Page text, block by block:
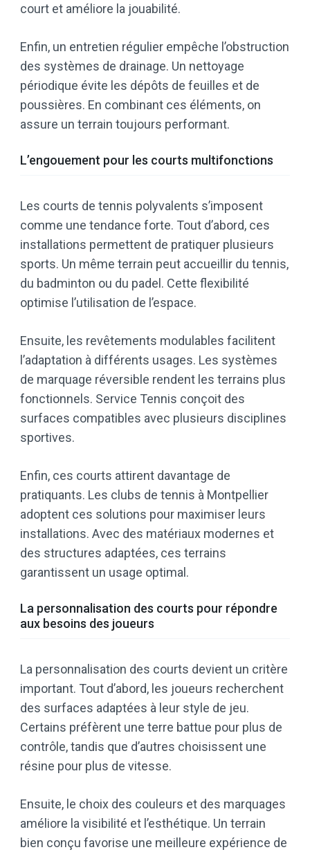
court et améliore la jouabilité.
Enfin, un entretien régulier empêche l’obstruction
des systèmes de drainage. Un nettoyage
périodique évite les dépôts de feuilles et de
poussières. En combinant ces éléments, on
assure un terrain toujours performant.
L’engouement pour les courts multifonctions
Les courts de tennis polyvalents s’imposent
comme une tendance forte. Tout d’abord, ces
installations permettent de pratiquer plusieurs
sports. Un même terrain peut accueillir du tennis,
du badminton ou du padel. Cette flexibilité
optimise l’utilisation de l’espace.
Ensuite, les revêtements modulables facilitent
l’adaptation à différents usages. Les systèmes
de marquage réversible rendent les terrains plus
fonctionnels. Service Tennis conçoit des
surfaces compatibles avec plusieurs disciplines
sportives.
Enfin, ces courts attirent davantage de
pratiquants. Les clubs de tennis à Montpellier
adoptent ces solutions pour maximiser leurs
installations. Avec des matériaux modernes et
des structures adaptées, ces terrains
garantissent un usage optimal.
La personnalisation des courts pour répondre
aux besoins des joueurs
La personnalisation des courts devient un critère
important. Tout d’abord, les joueurs recherchent
des surfaces adaptées à leur style de jeu.
Certains préfèrent une terre battue pour plus de
contrôle, tandis que d’autres choisissent une
résine pour plus de vitesse.
Ensuite, le choix des couleurs et des marquages
améliore la visibilité et l’esthétique. Un terrain
bien conçu favorise une meilleure expérience de